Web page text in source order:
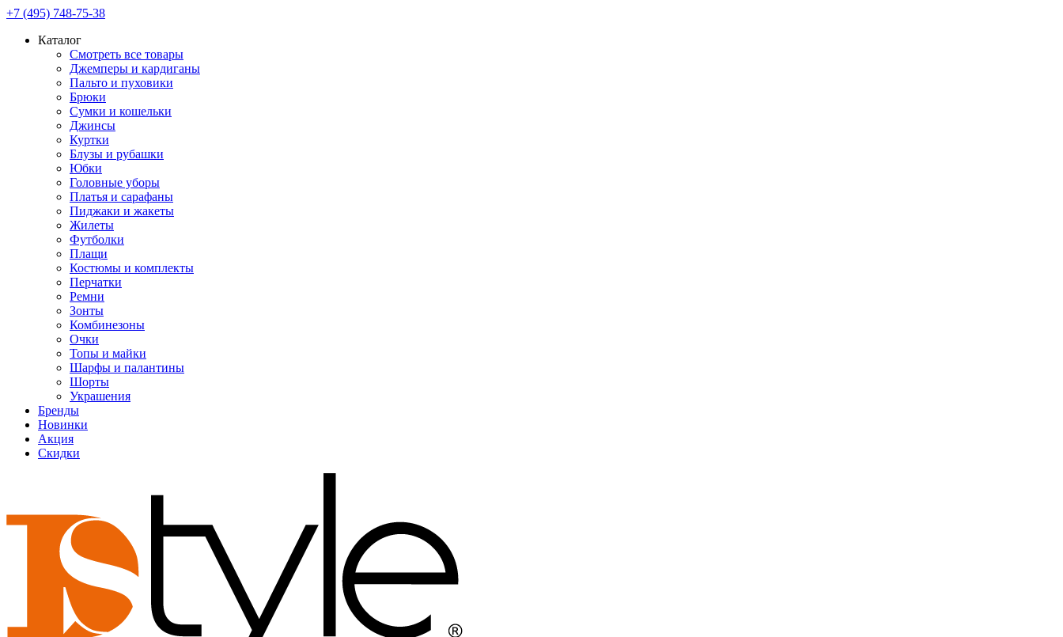
+7 (495) 748-75-38
Каталог
Смотреть все товары
Джемперы и кардиганы
Пальто и пуховики
Брюки
Сумки и кошельки
Джинсы
Куртки
Блузы и рубашки
Юбки
Головные уборы
Платья и сарафаны
Пиджаки и жакеты
Жилеты
Футболки
Плащи
Костюмы и комплекты
Перчатки
Ремни
Зонты
Комбинезоны
Очки
Топы и майки
Шарфы и палантины
Шорты
Украшения
Бренды
Новинки
Акция
Скидки